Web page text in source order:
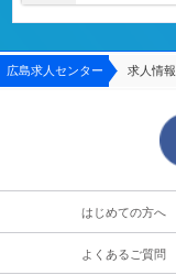
広島求人センター 求人情報
はじめての方へ
よくあるご質問